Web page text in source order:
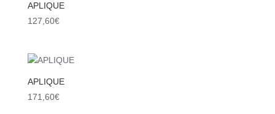
APLIQUE
127,60€
APLIQUE
171,60€